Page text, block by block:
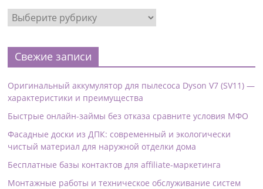
Свежие записи
Оригинальный аккумулятор для пылесоса Dyson V7 (SV11) —
характеристики и преимущества
Быстрые онлайн-займы без отказа сравните условия МФО
Фасадные доски из ДПК: современный и экологически
чистый материал для наружной отделки дома
Бесплатные базы контактов для affiliate-маркетинга
Монтажные работы и техническое обслуживание систем